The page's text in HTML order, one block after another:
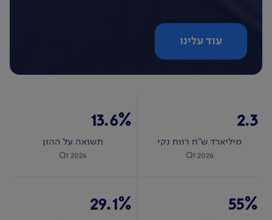
עוד עלינו
2.3
מיליארד ש"ח רווח נקי
Q1 2026
13.6%
תשואה על ההון
Q1 2026
55%
29.1%